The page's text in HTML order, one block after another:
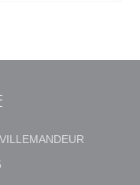
((otevře